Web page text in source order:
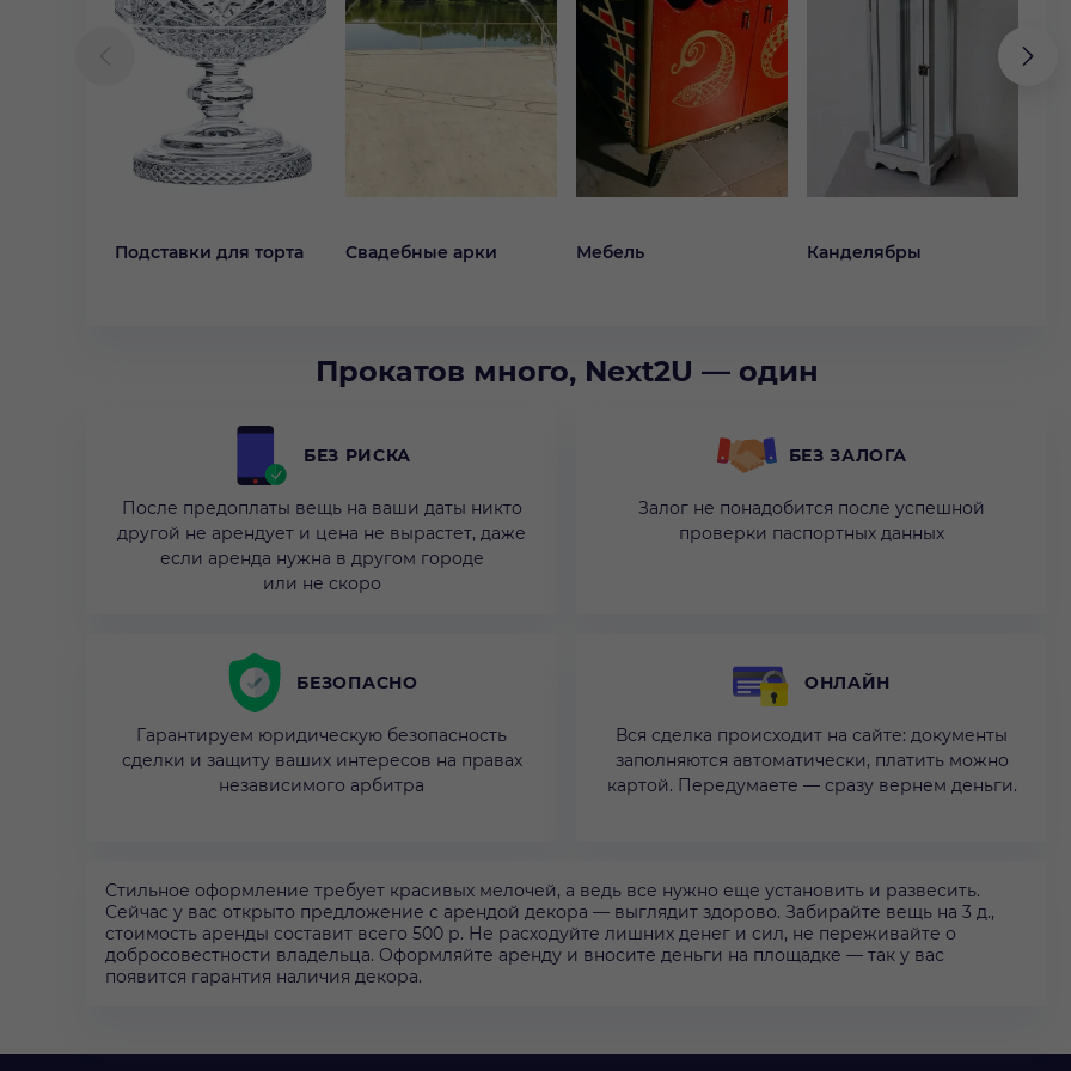
Подставки для торта Свадебные арки Мебель Канделябры
Прокатов много, Next2U — один
БЕЗ РИСКА
После предоплаты вещь на ваши даты никто
другой не арендует и цена не вырастет, даже
если аренда нужна в другом городе
или не скоро
БЕЗ ЗАЛОГА
Залог не понадобится после успешной
проверки паспортных данных
БЕЗОПАСНО
Гарантируем юридическую безопасность
сделки и защиту ваших интересов на правах
независимого арбитра
ОНЛАЙН
Вся сделка происходит на сайте: документы
заполняются автоматически, платить можно
картой. Передумаете — сразу вернем деньги.
Стильное оформление требует красивых мелочей, а ведь все нужно еще установить и развесить.
Сейчас у вас открыто предложение с арендой декора — выглядит здорово. Забирайте вещь на 3 д.,
стоимость аренды составит всего 500 р. Не расходуйте лишних денег и сил, не переживайте о
добросовестности владельца. Оформляйте аренду и вносите деньги на площадке — так у вас
появится гарантия наличия декора.